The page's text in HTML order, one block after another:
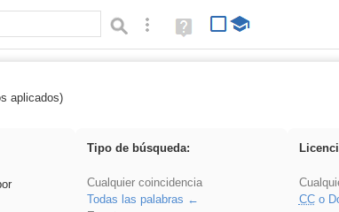
Búsqueda avanzada
Ayuda
(en
aplicados)
Tipo de búsqueda:
Cualquier coincidencia
Todas las palabras
CCo